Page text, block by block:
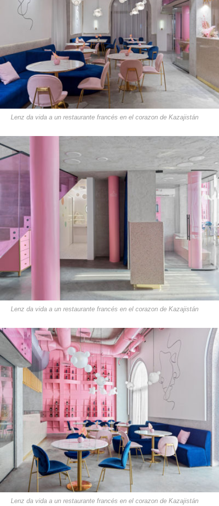
Lenz da vida a un restaurante francés en el corazon de Kazajistán
Lenz da vida a un restaurante francés en el corazon de Kazajistán
Lenz da vida a un restaurante francés en el corazon de Kazajistán